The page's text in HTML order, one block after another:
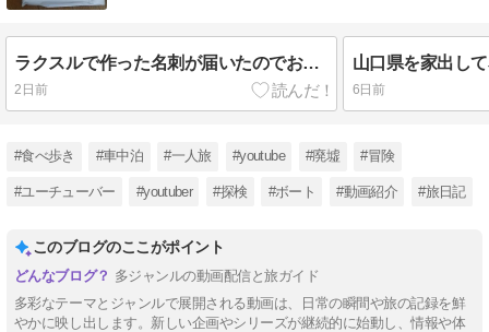
ラクスルで作った名刺が届いたのでお披露目
2日前 6日前
#食べ歩き #車中泊 #一人旅 #youtube #廃墟 #冒険
#ユーチューバー #youtuber #探検 #ボート #動画紹介 #旅日記
このブログのここがポイント
多ジャンルの動画配信と旅ガイド
多彩なテーマとジャンルで展開される動画は、日常の瞬間や旅の記録を鮮
やかに映し出します。新しい企画やシリーズが継続的に始動し、情報や体